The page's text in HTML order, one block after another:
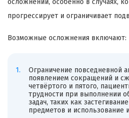
осложнений, особенно в случаях,
прогрессирует и ограничивает
Возможные осложнения включают:
Ограничение повседневной
появлением сокращений и
четвёртого и пятого,
трудности при выполнении
задач, таких как
предметов и использование